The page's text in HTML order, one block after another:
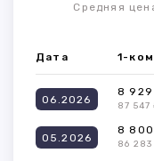
Средняя
Дата 1-
06.2026
8
87 547
05.2026
8
86